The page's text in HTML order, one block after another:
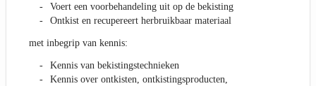
Voert een voorbehandeling uit op de bekisting
Ontkist en recupereert herbruikbaar materiaal
met inbegrip van kennis:
Kennis van bekistingstechnieken
Kennis over ontkisten, ontkistingsproducten,